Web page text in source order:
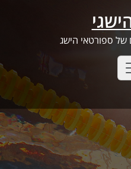
של ספורטאי הישג